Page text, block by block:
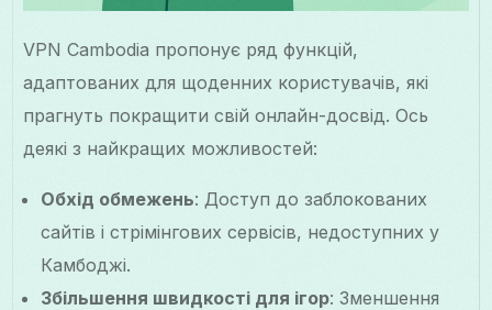
VPN Cambodia пропонує ряд функцій,
адаптованих для щоденних користувачів, які
прагнуть покращити свій онлайн-досвід. Ось
деякі з найкращих можливостей:
Обхід обмежень: Доступ до заблокованих
сайтів і стрімінгових сервісів, недоступних у
Камбоджі.
Збільшення швидкості для ігор: Зменшення